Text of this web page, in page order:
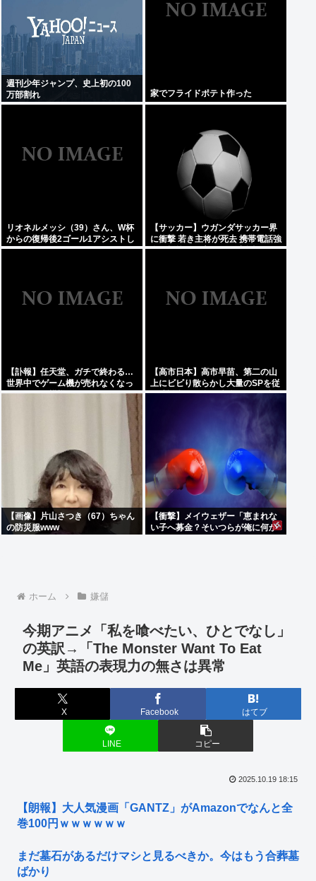
週刊少年ジャンプ、史上初の100
万部割れ
家でフライドポテト作った
リオネルメッシ（39）さん、W杯
からの復帰後2ゴール1アシストし
てしまうwww
【サッカー】ウガンダサッカー界
に衝撃 若き主将が死去 携帯電話強
盗に抵抗した末に石で滅多打ち…
【訃報】任天堂、ガチで終わる…
世界中でゲーム機が売れなくなっ
てしまった模様
【高市日本】高市早苗、第二の山
上にビビり散らかし大量のSPを従
え演説台にも全面防弾ガラスを設
【画像】片山さつき（67）ちゃん
の防災服www
【衝撃】メイウェザー「恵まれな
い子へ募金？そいつらが俺に何か
ホーム 嫌儲
今期アニメ「私を喰べたい、ひとでなし」
の英訳→「The Monster Want To Eat
Me」英語の表現力の無さは異常
X Facebook はてブ
LINE コピー
2025.10.19 18:15
【朗報】大人気漫画「GANTZ」がAmazonでなんと全
巻100円ｗｗｗｗｗｗ
まだ墓石があるだけマシと見るべきか。今はもう合葬墓
ばかり